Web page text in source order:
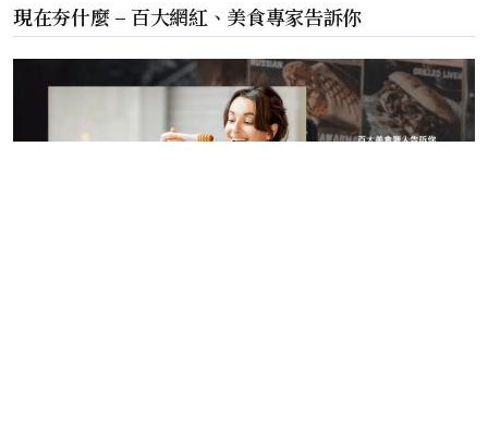
現在夯什麼 – 百大網紅、美食專家告訴你